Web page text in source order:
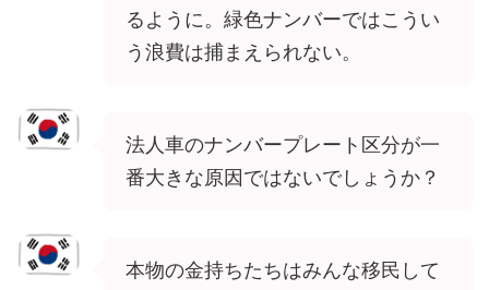
るように。緑色ナンバーではこうい
う浪費は捕まえられない。
法人車のナンバープレート区分が一
番大きな原因ではないでしょうか？
本物の金持ちたちはみんな移民して